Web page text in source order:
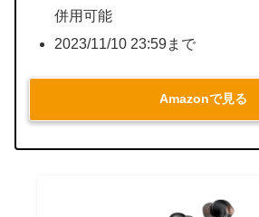
併用可能
2023/11/10 23:59まで
Amazonで見る